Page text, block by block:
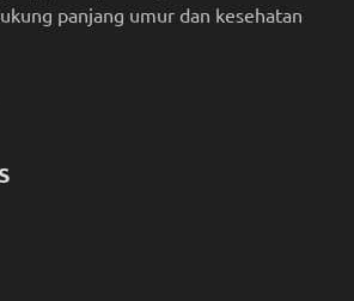
panjang umur dan kesehatan